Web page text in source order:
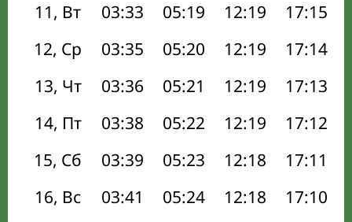
11, Вт
03:33 05:19 12:19 17:15
12, Ср
03:35 05:20 12:19 17:14
13, Чт
03:36 05:21 12:19 17:13
14, Пт
03:38 05:22 12:19 17:12
15, Сб
03:39 05:23 12:18 17:11
16, Вс
03:41 05:24 12:18 17:10